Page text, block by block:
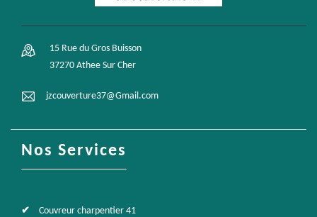
15 Rue du Gros Buisson
37270 Athee Sur Cher
jzcouverture37@Gmail.com
Nos Services
Couvreur charpentier 41